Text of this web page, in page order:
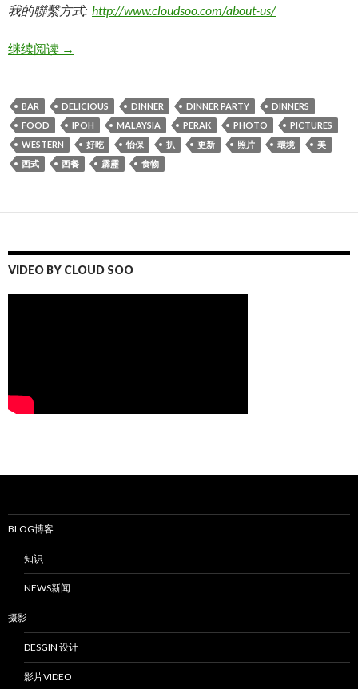
我的聯繫方式: http://www.cloudsoo.com/about-us/
继续阅读St Mike’s | IPOH 西式餐廳
→
BAR DELICIOUS DINNER DINNER PARTY
DINNERS
FOOD
IPOH MALAYSIA PERAK PHOTO
PICTURES
WESTERN
好吃 怡保 扒 更新 照片 環境
美
西式
西餐 霹靂 食物
VIDEO BY CLOUD SOO
BLOG博客
知识
NEWS新闻
摄影
DESGIN 设计
影片VIDEO